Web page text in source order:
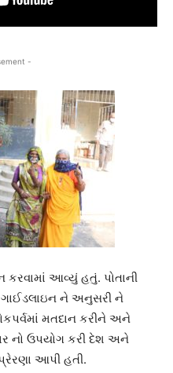
-
કરવામાં આવ્યું હતું. પોતાની
ગાઈડલાઇન ને અનુસરી ને
મતદાન કરીને અને
નો ઉપયોગ કરી દેશ અને
આપી હતી.